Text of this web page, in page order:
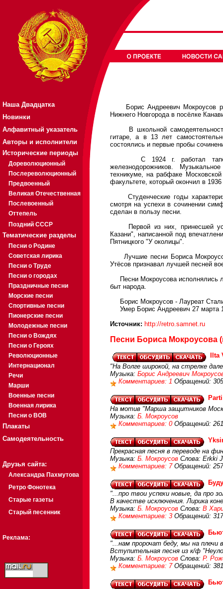
Наша Двадцатка
Новинки
Алфавитный указатель
Авторы и исполнители
Исторические периоды
Дореволюционный
Послереволюционный
Предвоенный
Великая Отечественная
Послевоенный
Оттепель
Поздний СССР
Тематические разделы
Песни о Родине
Советская лирика
Песни о Труде
Песни о городах
Праздничные песни
Морские песни
Спортивные песни
Пионерские песни
Молодежные песни
Песни о Вождях
Песни о Героях
Революционные
Интернационал
Речи
Марши
Военные песни
Военная лирика
Песни о ВОВ
Плакаты
Самодеятельность
Друзья сайта:
Александра Пахмутова
Ретро Фонотека
Старые газеты
Старый песенник
Реклама:
Борис Андреевич Мокроусов
Нижнего Новгорода в посёлке
В школьной самодеятельности
гитаре, а в 13 лет
состоялись и первые пробы
С 1924 г. работал
железнодорожников.
техникуме, на рабфаке
факультете, который окончил в 1936
Студенческие годы
смотря на успехи в сочинении
сделан в пользу песни.
Первой из них, принесшей
Казани", написанной под
Пятницкого "У околицы".
Лучшие песни Бориса
Утёсов признавал лучшей песней
Песни Мокроусова исполнялись
быт народа.
Борис Мокроусов - Лауреат
Умер Борис Андреевич 27 марта
Источник: http://retro.samnet.ru
Песни Бориса Мокроусова
"На Волге широкой, на стрелке
Музыка: Борис Андреевич
Комментариев: 1 Обращений:
На мотив "Марша защитников
Музыка: Б. Мокроусов
Комментариев: 0 Обращений:
Прекрасная песня в переводе на
Музыка: Б. Мокроусов Слова: Erkki
Комментариев: 7 Обращений:
"...про твои успехи новые, да про
В качестве исключения. Лирика
Музыка: Б. Мокроусов Слова: В
Комментариев: 3 Обращений:
"...нам пророчат беду, мы на плечи
Вступительная песня из к/ф
Музыка: Б. Мокроусов Слова: Р.
Комментариев: 7 Обращений: